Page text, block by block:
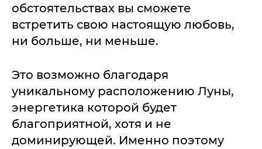
обстоятельствах вы сможете
встретить свою настоящую любовь,
ни больше, ни меньше.
Это возможно благодаря
уникальному расположению Луны,
энергетика которой будет
благоприятной, хотя и не
доминирующей. Именно поэтому